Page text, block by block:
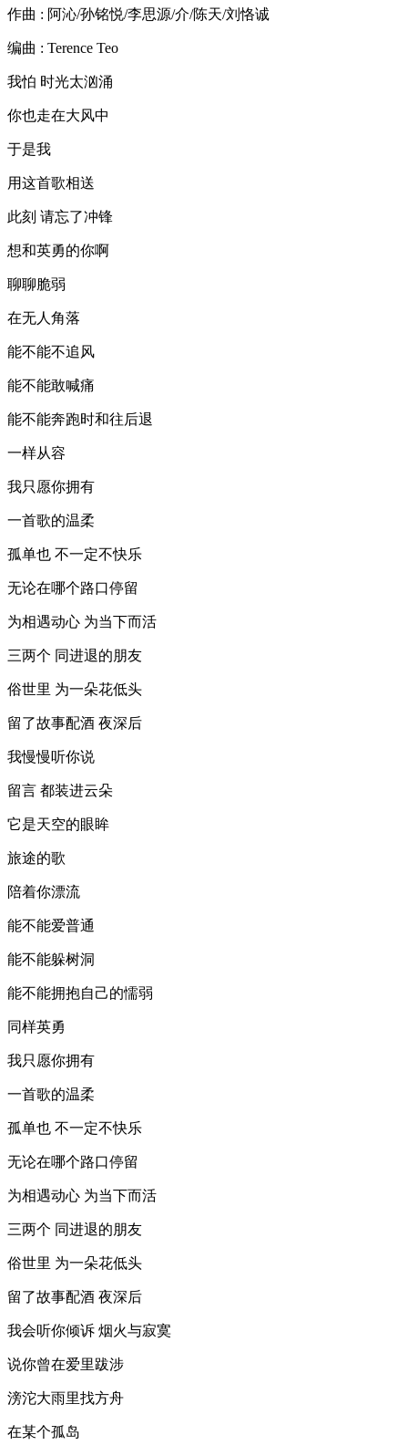
作曲 : 阿沁/孙铭悦/李思源/介/陈天/刘恪诚
编曲 : Terence Teo
我怕 时光太汹涌
你也走在大风中
于是我
用这首歌相送
此刻 请忘了冲锋
想和英勇的你啊
聊聊脆弱
在无人角落
能不能不追风
能不能敢喊痛
能不能奔跑时和往后退
一样从容
我只愿你拥有
一首歌的温柔
孤单也 不一定不快乐
无论在哪个路口停留
为相遇动心 为当下而活
三两个 同进退的朋友
俗世里 为一朵花低头
留了故事配酒 夜深后
我慢慢听你说
留言 都装进云朵
它是天空的眼眸
旅途的歌
陪着你漂流
能不能爱普通
能不能躲树洞
能不能拥抱自己的懦弱
同样英勇
我只愿你拥有
一首歌的温柔
孤单也 不一定不快乐
无论在哪个路口停留
为相遇动心 为当下而活
三两个 同进退的朋友
俗世里 为一朵花低头
留了故事配酒 夜深后
我会听你倾诉 烟火与寂寞
说你曾在爱里跋涉
滂沱大雨里找方舟
在某个孤岛